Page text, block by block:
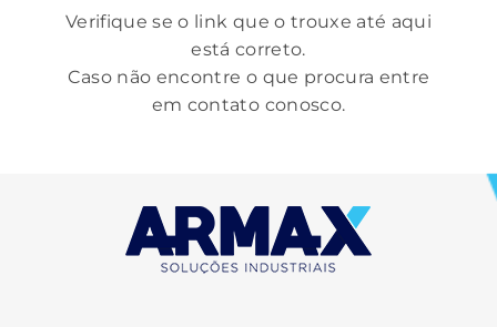
Verifique se o link que o trouxe até aqui
está correto.
Caso não encontre o que procura entre
em contato conosco.